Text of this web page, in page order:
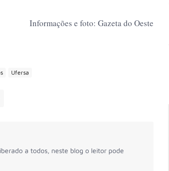
Informações e foto: Gazeta do Oeste
Ufersa
a todos, neste blog o leitor pode